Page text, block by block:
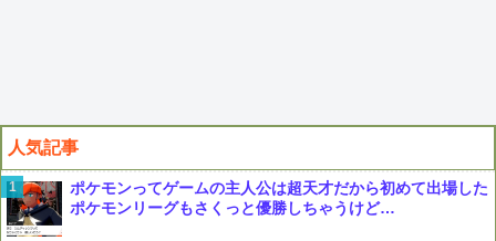
人気記事
ポケモンってゲームの主人公は超天才だから初めて出場した
ポケモンリーグもさくっと優勝しちゃうけど…